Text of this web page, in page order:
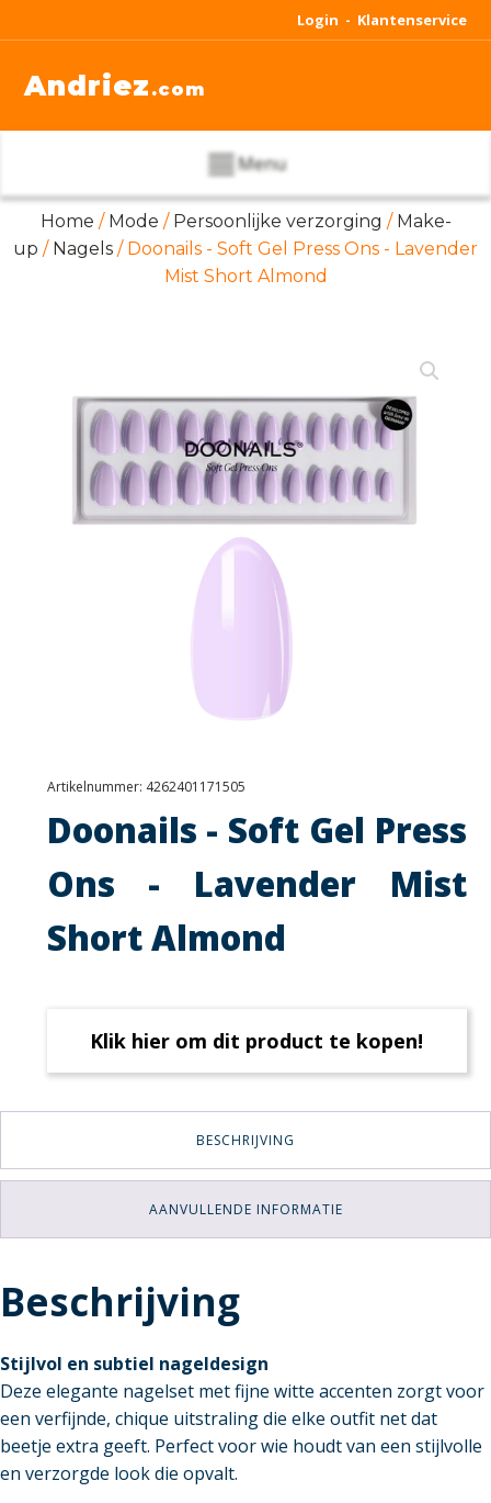
Login - Klantenservice
Andriez .com
Menu
Home / Mode / Persoonlijke verzorging / Make-
up / Nagels / Doonails - Soft Gel Press Ons - Lavender
Mist Short Almond
Artikelnummer: 4262401171505
Doonails - Soft Gel Press
Ons - Lavender Mist
Short Almond
Klik hier om dit product te kopen!
BESCHRIJVING
AANVULLENDE INFORMATIE
Beschrijving
Stijlvol en subtiel nageldesign
Deze elegante nagelset met fijne witte accenten zorgt voor
een verfijnde, chique uitstraling die elke outfit net dat
beetje extra geeft. Perfect voor wie houdt van een stijlvolle
en verzorgde look die opvalt.